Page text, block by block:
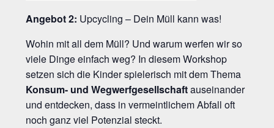
Angebot 2: Upcycling – Dein Müll kann was!
Wohin mit all dem Müll? Und warum werfen wir so
viele Dinge einfach weg? In diesem Workshop
setzen sich die Kinder spielerisch mit dem Thema
Konsum- und Wegwerfgesellschaftauseinander
und entdecken, dass in vermeintlichem Abfall oft
noch ganz viel Potenzial steckt.